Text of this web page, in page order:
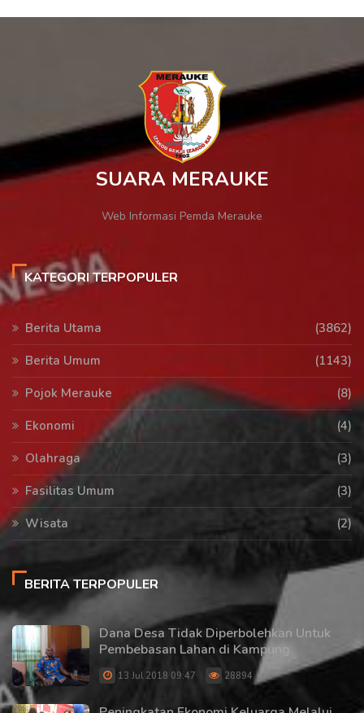
SUARA MERAUKE
Web Informasi Pemda Merauke
KATEGORI TERPOPULER
Berita Utama
(3862)
Berita Umum
(1143)
Pojok Merauke
(8)
Ekonomi
(4)
Olahraga
(3)
Fasilitas Umum
(3)
Wisata
(2)
BERITA TERPOPULER
Dana Desa Tidak Diperbolehkan Untuk
Pembebasan Lahan di Kampung
13 Jul 2018 09:47 28894